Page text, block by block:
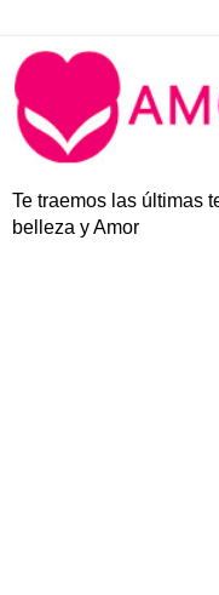
Te traemos las últimas
belleza y Amor